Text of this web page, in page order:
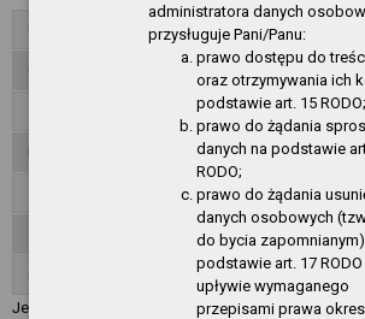
Organizacja działania
Zamówienia publiczne - CSIR
Załatwianie spraw, skargi, wnioski
Jesteś w:
Akty normatywne»Zarządzenia
administratora danych
przysługuje Pani/Panu:
prawo dostępu do
oraz otrzymywania ich
podstawie art. 15 RODO;
prawo do żądania
danych na podstawie
RODO;
prawo do żądania
danych osobowych
do bycia
podstawie art. 17
upływie wymaganego
przepisami prawa